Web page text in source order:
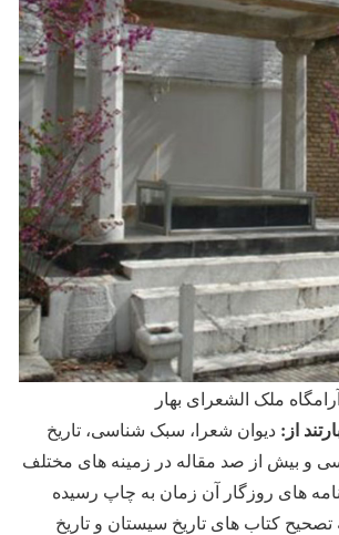
ملک الشعرای بهار
از: دیوان شعرا، سبک شناسی، تاریخ
و بیش از صد مقاله در زمینه های مختلف
های روزگار آن زمان به چاپ رسیده
کتاب های تاریخ سیستان و تاریخ